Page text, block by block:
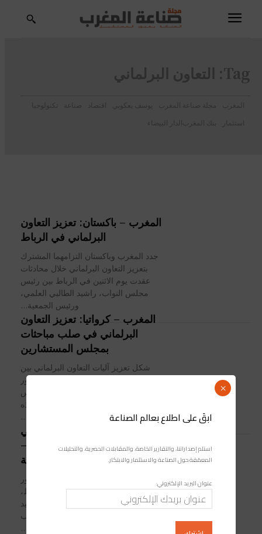
Tag: التعاون البرلماني
المغرب مجلة صناعة المغرب يوسف يعكوبي اقتصاد صناعة
تكنولوجيا
استثمار
بنك المغرب الدار البيضاء
المغرب – باكستان: تعزيز التعاون
البرلماني في الرباط
جدد المغرب وباكستان التزامهما المشترك
بتعزيز التعاون البرلماني خلال محادثات
عقدت يوم الاثنين في الرباط بين رئيس
مجلس النواب، راشيد الطالبي العلمي،
ورئيس الجمعية...
المغرب – كرواتيا: تعزيز التعاون
البرلماني في صلب مباحثات
بمجلس المستشارين
شكل تعزيز آليات التعاون البرلماني بين
المملكة المغربية وجمهورية كرواتيا محور
مباحثات جرت، يوم الخميس بمقر مجلس
المستشارين بالرباط. وجمعت هذه
المباحثات رئيس مجموعة الصداقة...
الرباط: تعزيز التعاون البرلماني
في صلب مباحثات مغربية –
أسترالية
شكل تعزيز التعاون البرلماني محور
المباحثات التي جرت، يوم الأربعاء بالرباط،
بين رئيس مجلس النواب، السيد راشيد
الطالبي العلمي، ورئيس مجلس النواب
الأسترالي، السيد...
ابقَ على اطلاع بعالم الصناعة
استلم إصداراتنا، والتقارير الخاصة، والمقابلات الحصرية، والتحليلات
المعمّقة حول الصناعة والاستثمار والابتكار.
عنوان البريد الإلكتروني:
×